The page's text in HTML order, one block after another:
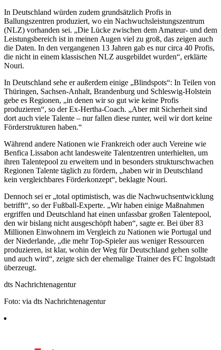
In Deutschland würden zudem grundsätzlich Profis in
Ballungszentren produziert, wo ein Nachwuchsleistungszentrum
(NLZ) vorhanden sei. „Die Lücke zwischen dem Amateur- und dem
Leistungsbereich ist in meinen Augen viel zu groß, das zeigen auch
die Daten. In den vergangenen 13 Jahren gab es nur circa 40 Profis,
die nicht in einem klassischen NLZ ausgebildet wurden“, erklärte
Nouri.
In Deutschland sehe er außerdem einige „Blindspots“: In Teilen von
Thüringen, Sachsen-Anhalt, Brandenburg und Schleswig-Holstein
gebe es Regionen, „in denen wir so gut wie keine Profis
produzieren“, so der Ex-Hertha-Coach. „Aber mit Sicherheit sind
dort auch viele Talente – nur fallen diese runter, weil wir dort keine
Förderstrukturen haben.“
Während andere Nationen wie Frankreich oder auch Vereine wie
Benfica Lissabon acht landesweite Talentzentren unterhielten, um
ihren Talentepool zu erweitern und in besonders strukturschwachen
Regionen Talente täglich zu fördern, „haben wir in Deutschland
kein vergleichbares Förderkonzept“, beklagte Nouri.
Dennoch sei er „total optimistisch, was die Nachwuchsentwicklung
betrifft“, so der Fußball-Experte. „Wir haben einige Maßnahmen
ergriffen und Deutschland hat einen unfassbar großen Talentepool,
den wir bislang nicht ausgeschöpft haben“, sagte er. Bei über 83
Millionen Einwohnern im Vergleich zu Nationen wie Portugal und
der Niederlande, „die mehr Top-Spieler aus weniger Ressourcen
produzieren, ist klar, wohin der Weg für Deutschland gehen sollte
und auch wird“, zeigte sich der ehemalige Trainer des FC Ingolstadt
überzeugt.
dts Nachrichtenagentur
Foto: via dts Nachrichtenagentur